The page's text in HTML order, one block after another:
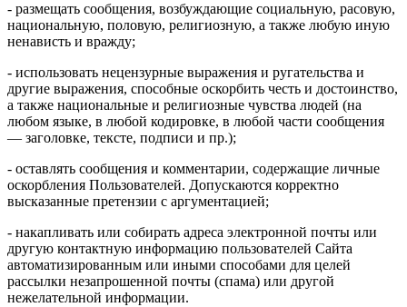
- размещать сообщения, возбуждающие социальную, расовую,
национальную, половую, религиозную, а также любую иную
ненависть и вражду;
- использовать нецензурные выражения и ругательства и
другие выражения, способные оскорбить честь и достоинство,
а также национальные и религиозные чувства людей (на
любом языке, в любой кодировке, в любой части сообщения
— заголовке, тексте, подписи и пр.);
- оставлять сообщения и комментарии, содержащие личные
оскорбления Пользователей. Допускаются корректно
высказанные претензии с аргументацией;
- накапливать или собирать адреса электронной почты или
другую контактную информацию пользователей Сайта
автоматизированным или иными способами для целей
рассылки незапрошенной почты (спама) или другой
нежелательной информации.